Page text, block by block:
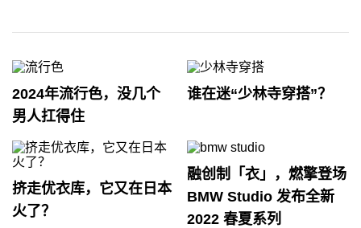
2024年流行色，没几个
男人扛得住
谁在迷“少林寺穿搭”？
挤走优衣库，它又在日本
火了？
融创制「衣」，燃擎登场
BMW Studio 发布全新
2022 春夏系列